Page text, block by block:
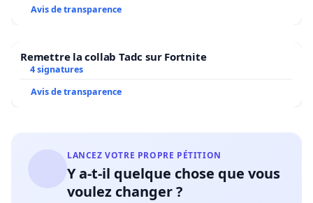
Avis de transparence
Remettre la collab Tadc sur Fortnite
4 signatures
Avis de transparence
LANCEZ VOTRE PROPRE PÉTITION
Y a-t-il quelque chose que vous
voulez changer ?